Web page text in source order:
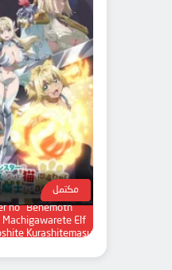
مكتمل
no "Behemoth"
Machigawarete Elf
Kurashitemasu